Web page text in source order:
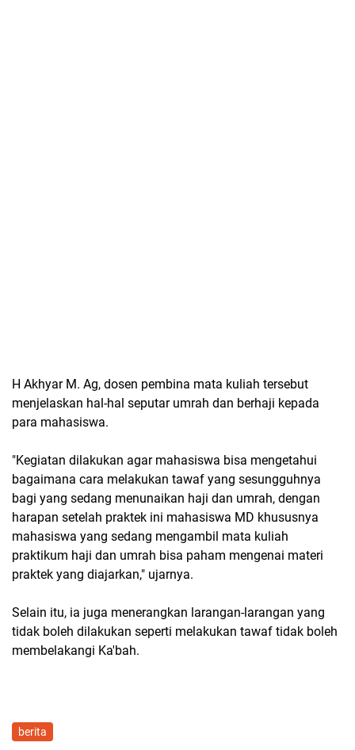
H Akhyar M. Ag, dosen pembina mata kuliah tersebut
menjelaskan hal-hal seputar umrah dan berhaji kepada
para mahasiswa.
"Kegiatan dilakukan agar mahasiswa bisa mengetahui
bagaimana cara melakukan tawaf yang sesungguhnya
bagi yang sedang menunaikan haji dan umrah, dengan
harapan setelah praktek ini mahasiswa MD khususnya
mahasiswa yang sedang mengambil mata kuliah
praktikum haji dan umrah bisa paham mengenai materi
praktek yang diajarkan," ujarnya.
Selain itu, ia juga menerangkan larangan-larangan yang
tidak boleh dilakukan seperti melakukan tawaf tidak boleh
membelakangi Ka'bah.
berita